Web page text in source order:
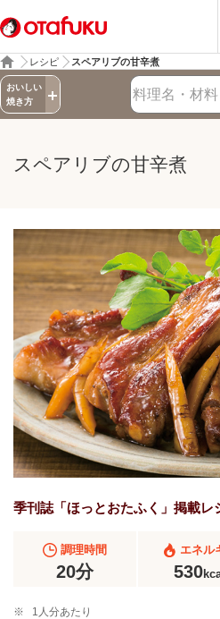
レシピ スペアリブの甘辛煮
おいしい
焼き方
レシピ検索
スペアリブの甘辛煮
季刊誌「ほっとおたふく」掲載レ
調理時間
20分
エネル
530
※ 1人分あたり